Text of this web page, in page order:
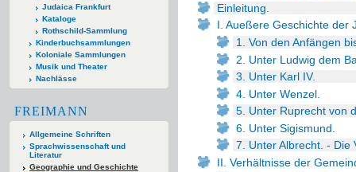
Judaica Frankfurt
Kataloge
Rothschild-Sammlung
Kinderbuchsammlungen
Koloniale Sammlungen
Musik und Theater
Nachlässe
FREIMANN
Allgemeine Schriften
Sprachwissenschaft und
Literatur
Geographie und Geschichte
Einleitung.
I. Aueßere Geschichte der
1. Von den Anfängen
2. Unter Ludwig dem
3. Unter Karl IV.
4. Unter Wenzel.
5. Unter Ruprecht von
6. Unter Sigismund.
7. Unter Albrecht. - Die
II. Verhältnisse der